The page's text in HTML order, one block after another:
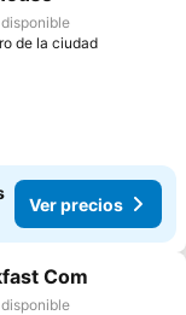
de la ciudad
Ver precios
Com